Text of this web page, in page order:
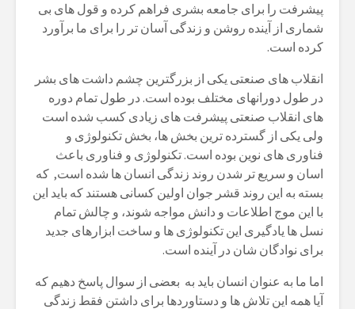
پیشرفت را برای جامعه بشری فراهم کرده و قول های بی
شماری از آینده روشن و زندگی آسان تر را برای ما برآورد
کرده است.
انقلاب های صنعتی یکی از بزرگترین چشم داشت های بشر
در طول دورانهای مختلف بوده است. در طول تمام دوره
های انقلاب صنعتی پیشرفت های زیادی کسب شده است
ولی یکی از گسترده ترین بخش ها، بخش تکنولوژی و
فناوری های نوین بوده است. تکنولوژی و فناوری باعث
اسان و سریع تر شدن روند زندگی انسان ها شده است, که
بسته به این روند قشر جوان اولین کسانی هستند که باید این
با این موج اطلاعات و دانش مواجه شوند، و چالش تمام
نسل ها یادگیری این تکنولوژی ها و ساخت ابزارهای جدید
برای نوادگان شان در آینده است.
اما ما به عنوان انسان باید به بعضی از سوال پاسخ دهیم که
آیا همه این تلاش ها و دستاوردها برای داشتن فقط زندگی